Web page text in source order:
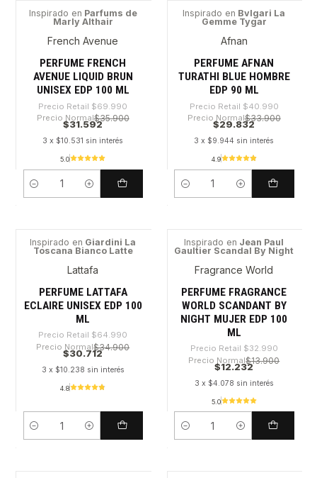
-54%
Inspirado en Parfums de
Marly Althair
French Avenue
PERFUME FRENCH
AVENUE LIQUID BRUN
UNISEX EDP 100 ML
Precio Retail $69.990
Precio Normal$35.900
$31.592
3 x $10.531 sin interés
5.0
Cantidad
-27%
Inspirado en Bvlgari La
Gemme Tygar
Afnan
PERFUME AFNAN
TURATHI BLUE HOMBRE
EDP 90 ML
Precio Retail $40.990
Precio Normal$33.900
$29.832
3 x $9.944 sin interés
4.9
Cantidad
-52%
Inspirado en Giardini La
Toscana Bianco Latte
Lattafa
PERFUME LATTAFA
ECLAIRE UNISEX EDP 100
ML
Precio Retail $64.990
Precio Normal$34.900
$30.712
3 x $10.238 sin interés
4.8
Cantidad
-62%
Inspirado en Jean Paul
Gaultier Scandal By Night
Fragrance World
PERFUME FRAGRANCE
WORLD SCANDANT BY
NIGHT MUJER EDP 100
ML
Precio Retail $32.990
Precio Normal$13.900
$12.232
3 x $4.078 sin interés
5.0
Cantidad